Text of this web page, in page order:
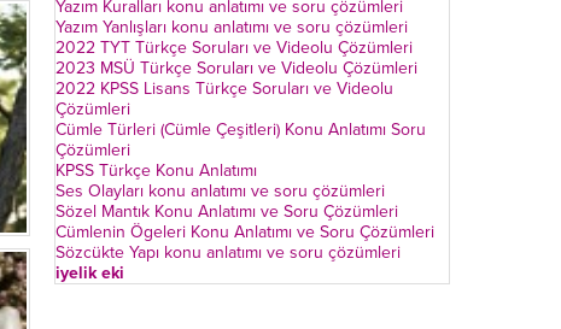
Yazım Kuralları konu anlatımı ve soru çözümleri
Yazım Yanlışları konu anlatımı ve soru çözümleri
2022 TYT Türkçe Soruları ve Videolu Çözümleri
2023 MSÜ Türkçe Soruları ve Videolu Çözümleri
2022 KPSS Lisans Türkçe Soruları ve Videolu
Çözümleri
Cümle Türleri (Cümle Çeşitleri) Konu Anlatımı Soru
Çözümleri
KPSS Türkçe Konu Anlatımı
Ses Olayları konu anlatımı ve soru çözümleri
Sözel Mantık Konu Anlatımı ve Soru Çözümleri
Cümlenin Ögeleri Konu Anlatımı ve Soru Çözümleri
Sözcükte Yapı konu anlatımı ve soru çözümleri
iyelik eki